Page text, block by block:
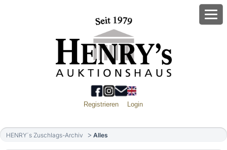
Registrieren Login
HENRY´s Zuschlags-Archiv Alles